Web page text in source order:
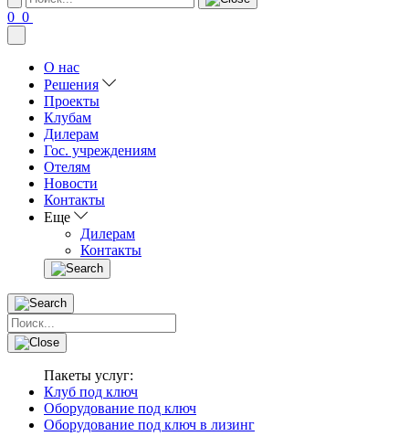
0 0
О нас
Решения
Проекты
Клубам
Дилерам
Гос. учреждениям
Отелям
Новости
Контакты
Еще
Дилерам
Контакты
Пакеты услуг:
Клуб под ключ
Оборудование под ключ
Оборудование под ключ в лизинг